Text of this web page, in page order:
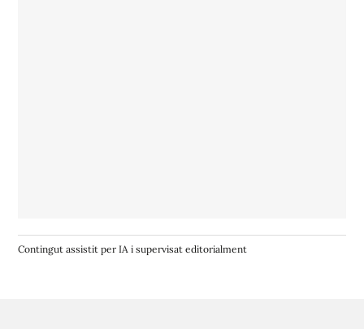
Contingut assistit per IA i supervisat editorialment